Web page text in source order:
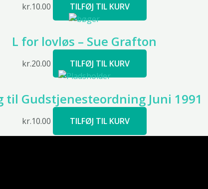
kr.10.00 TILFØJ TIL KURV
L for lovløs – Sue Grafton
kr.20.00 TILFØJ TIL KURV
til Gudstjenesteordning Juni 1991
kr.10.00 TILFØJ TIL KURV